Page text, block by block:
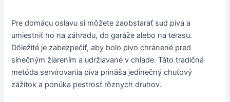
Pre domácu oslavu si môžete zaobstarať sud piva a
umiestniť ho na záhradu, do garáže alebo na terasu.
Dôležité je zabezpečiť, aby bolo pivo chránené pred
slnečným žiarením a udržiavané v chlade. Táto tradičná
metóda servírovania piva prináša jedinečný chuťový
zážitok a ponúka pestrosť rôznych druhov.